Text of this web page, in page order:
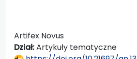
Artifex Novus
Dział:Artykuły tematyczne